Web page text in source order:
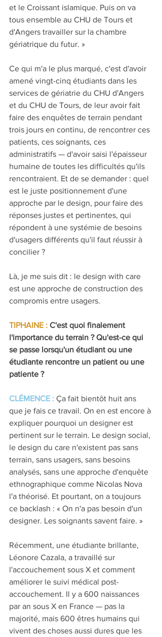
et le Croissant islamique. Puis on va
tous ensemble au CHU de Tours et
d'Angers travailler sur la chambre
gériatrique du futur. »
Ce qui m'a le plus marqué, c'est d'avoir
amené vingt-cinq étudiants dans les
services de gériatrie du CHU d'Angers
et du CHU de Tours, de leur avoir fait
faire des enquêtes de terrain pendant
trois jours en continu, de rencontrer ces
patients, ces soignants, ces
administratifs — d'avoir saisi l'épaisseur
humaine de toutes les difficultés qu'ils
rencontraient. Et de se demander : quel
est le juste positionnement d'une
approche par le design, pour faire des
réponses justes et pertinentes, qui
répondent à une systémie de besoins
d'usagers différents qu'il faut réussir à
concilier ?
Là, je me suis dit : le design with care
est une approche de construction des
compromis entre usagers.
TIPHAINE : C'est quoi finalement
l'importance du terrain ? Qu'est-ce qui
se passe lorsqu'un étudiant ou une
étudiante rencontre un patient ou une
patiente ?
CLÉMENCE : Ça fait bientôt huit ans
que je fais ce travail. On en est encore à
expliquer pourquoi un designer est
pertinent sur le terrain. Le design social,
le design du care n'existent pas sans
terrain, sans usagers, sans besoins
analysés, sans une approche d'enquête
ethnographique comme Nicolas Nova
l'a théorisé. Et pourtant, on a toujours
ce backlash : « On n'a pas besoin d'un
designer. Les soignants savent faire. »
Récemment, une étudiante brillante,
Léonore Cazala, a travaillé sur
l'accouchement sous X et comment
améliorer le suivi médical post-
accouchement. Il y a 600 naissances
par an sous X en France — pas la
majorité, mais 600 êtres humains qui
vivent des choses aussi dures que les